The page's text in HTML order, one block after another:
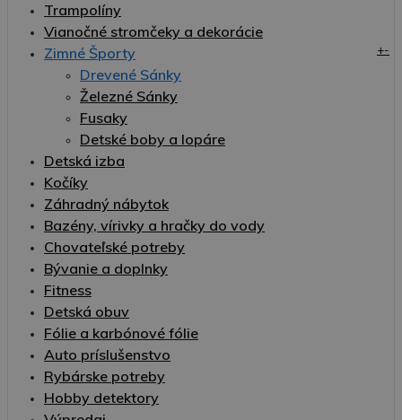
Trampolíny
Vianočné stromčeky a dekorácie
Zimné Športy
+-
Drevené Sánky
Železné Sánky
Fusaky
Detské boby a lopáre
Detská izba
Kočíky
Záhradný nábytok
Bazény, vírivky a hračky do vody
Chovateľské potreby
Bývanie a doplnky
Fitness
Detská obuv
Fólie a karbónové fólie
Auto príslušenstvo
Rybárske potreby
Hobby detektory